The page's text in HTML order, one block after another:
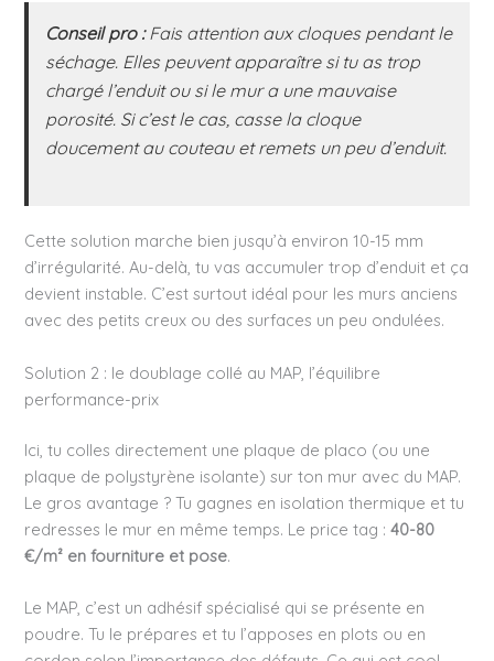
Conseil pro :Fais attention aux cloques pendant le
séchage. Elles peuvent apparaître si tu as trop
chargé l’enduit ou si le mur a une mauvaise
porosité. Si c’est le cas, casse la cloque
doucement au couteau et remets un peu d’enduit.
Cette solution marche bien jusqu’à environ 10-15 mm
d’irrégularité. Au-delà, tu vas accumuler trop d’enduit et ça
devient instable. C’est surtout idéal pour les murs anciens
avec des petits creux ou des surfaces un peu ondulées.
Solution 2 : le doublage collé au MAP, l’équilibre
performance-prix
Ici, tu colles directement une plaque de placo (ou une
plaque de polystyrène isolante) sur ton mur avec du MAP.
Le gros avantage ? Tu gagnes en isolation thermique et tu
redresses le mur en même temps. Le price tag :40-80
€/m² en fourniture et pose.
Le MAP, c’est un adhésif spécialisé qui se présente en
poudre. Tu le prépares et tu l’apposes en plots ou en